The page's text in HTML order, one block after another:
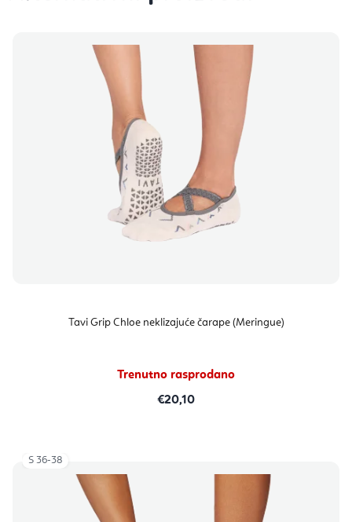
Tavi Grip Chloe neklizajuće čarape (Meringue)
Trenutno rasprodano
€20,10
S 36-38